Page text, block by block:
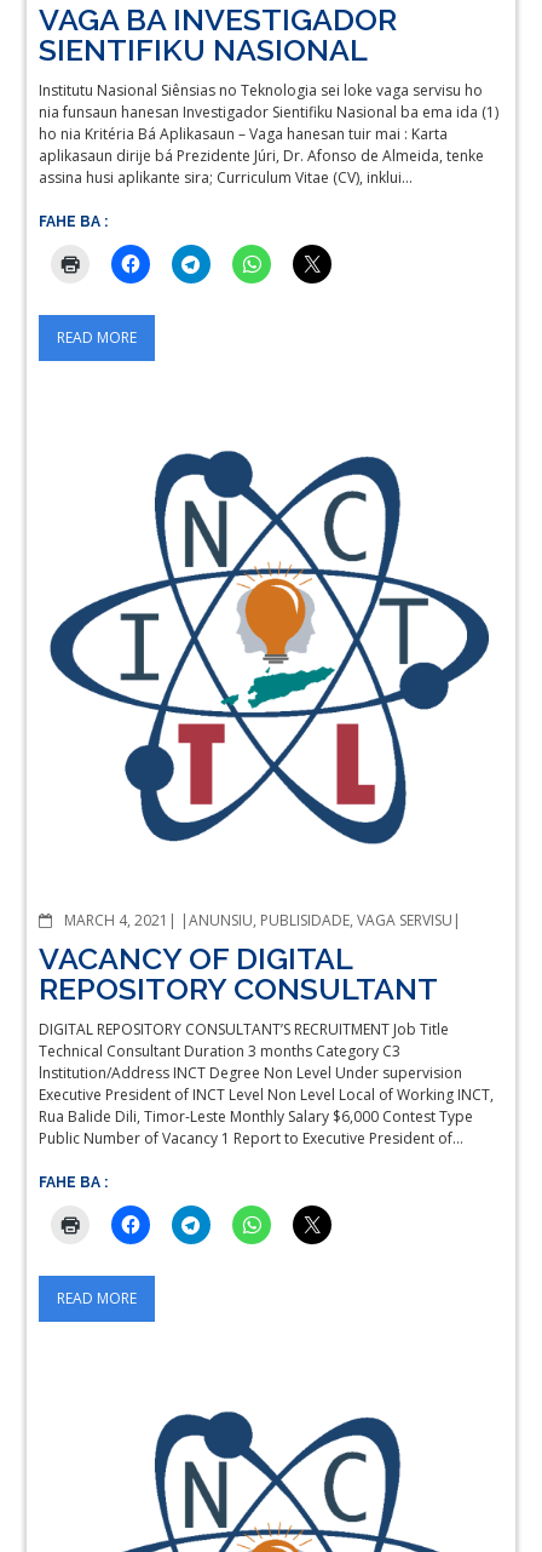
VAGA BA INVESTIGADOR
SIENTIFIKU NASIONAL
Institutu Nasional Siênsias no Teknologia sei loke vaga servisu ho
nia funsaun hanesan Investigador Sientifiku Nasional ba ema ida (1)
ho nia Kritéria Bá Aplikasaun – Vaga hanesan tuir mai : Karta
aplikasaun dirije bá Prezidente Júri, Dr. Afonso de Almeida, tenke
assina husi aplikante sira; Curriculum Vitae (CV), inklui…
FAHE BA :
READ MORE
MARCH 4, 2021 COMMENTS
ANUNSIU, PUBLISIDADE,VAGA SERVISU
VACANCY OF DIGITAL
REPOSITORY CONSULTANT
DIGITAL REPOSITORY CONSULTANT’S RECRUITMENT Job Title
Technical Consultant Duration 3 months Category C3
lnstitution/Address INCT Degree Non Level Under supervision
Executive President of INCT Level Non Level Local of Working INCT,
Rua Balide Dili, Timor-Leste Monthly Salary $6,000 Contest Type
Public Number of Vacancy 1 Report to Executive President of…
FAHE BA :
READ MORE